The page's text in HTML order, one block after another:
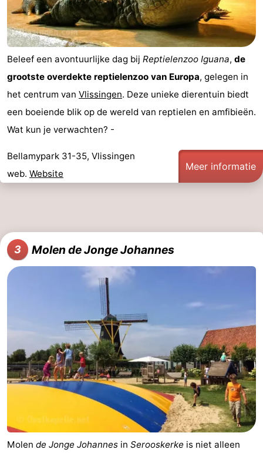
en
paravliegen
en
drinken
Evenementen
Ringrijden
Zoutelande
Actief
Praktisch
Forum
Route
-
Nieuws
Medische
adressen
Regio
Schouwen-
Duiveland
-
Renesse
-
Brouwershaven
Bruinisse
-
Beleef een avontuurlijke dag bij Reptielenzoo Iguana, de
grootste overdekte reptielenzoo van Europa, gelegen in
het centrum van Vlissingen. Deze unieke dierentuin biedt
een boeiende blik op de wereld van reptielen en amfibieën.
Wat kun je verwachten? -
Bellamypark 31-35, Vlissingen
web. Website
Meer informatie
3 Molen de Jonge Johannes
Molen de Jonge Johannes in Serooskerke is niet alleen